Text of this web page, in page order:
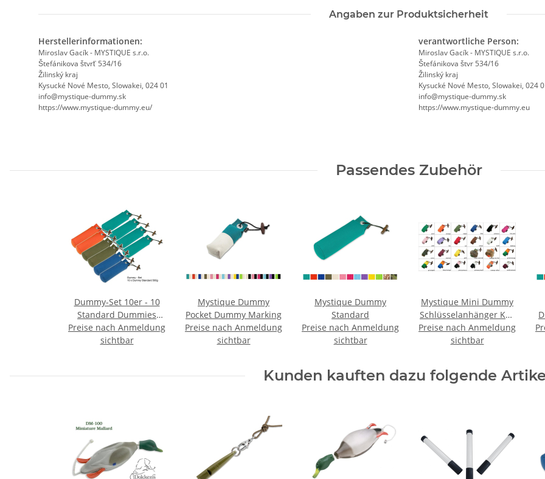
Angaben zur Produktsicherheit
Herstellerinformationen:
Miroslav Gacík - MYSTIQUE s.r.o.
Štefánikova štvrť 534/16
Žilinský kraj
Kysucké Nové Mesto, Slowakei, 024 01
info@mystique-dummy.sk
https://www.mystique-dummy.eu/
verantwortliche Person:
Miroslav Gacík - MYSTIQUE s.r.o.
Štefánikova štvr 534/16
Žilinský kraj
Kysucké Nové Mesto, Slowakei, 024
info@mystique-dummy.sk
https://www.mystique-dummy.eu
Passendes Zubehör
Dummy-Set 10er - 10
Standard Dummies
500g farblich gemischt
Dummyset
Preise nach Anmeldung
sichtbar
Mystique Dummy
Pocket Dummy Marking
Preise nach Anmeldung
sichtbar
Mystique Dummy
Standard
Preise nach Anmeldung
sichtbar
Mystique Mini Dummy
Schlüsselanhänger Key
Case
Preise nach Anmeldung
sichtbar
Kunden kauften dazu folgende